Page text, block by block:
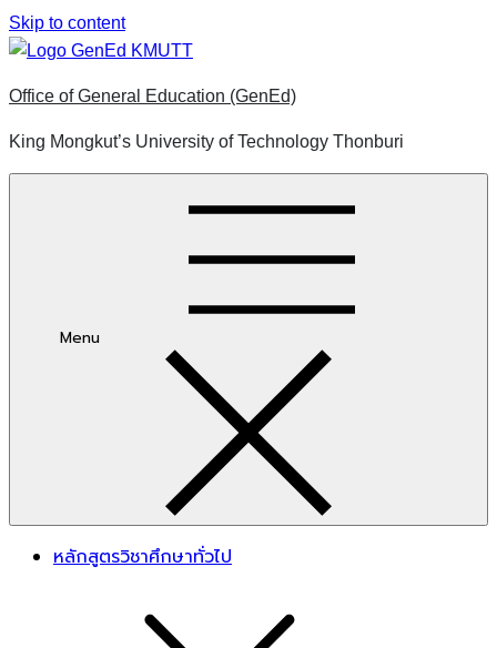
Skip to content
Office of General Education (GenEd)
King Mongkut’s University of Technology Thonburi
Menu
หลักสูตรวิชาศึกษาทั่วไป